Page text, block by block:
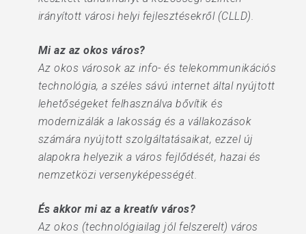
irányított városi helyi fejlesztésekről (CLLD).
Mi az az okos város?
Az okos városok az info- és telekommunikációs
technológia, a széles sávú internet által nyújtott
lehetőségeket felhasználva bővítik és
modernizálák a lakosság és a vállakozások
számára nyújtott szolgáltatásaikat, ezzel új
alapokra helyezik a város fejlődését, hazai és
nemzetközi versenyképességét.
És akkor mi az a kreatív város?
Az okos (technológiailag jól felszerelt) város